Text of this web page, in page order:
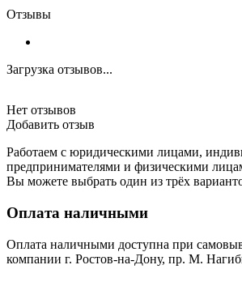
Отзывы
Загрузка отзывов...
Нет отзывов
Добавить отзыв
Работаем с юридическими лицами,
предпринимателями и физическими
Вы можете выбрать один из трёх
Оплата наличными
Оплата наличными доступна при
компании г. Ростов-на-Дону, пр. М.